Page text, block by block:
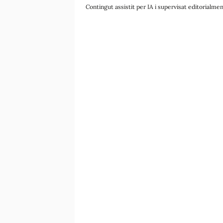
Contingut assistit per IA i supervisat